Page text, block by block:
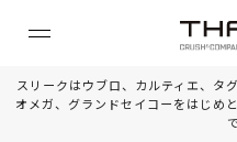
スリークはウブロ、カルティエ、タ
オメガ、グランドセイコーをはじめ